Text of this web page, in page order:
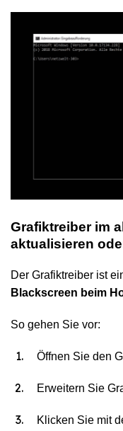
Grafiktreiber im
aktualisieren
Der Grafiktreiber ist
Blackscreen beim
So gehen Sie vor:
Öffnen Sie den
Erweitern Sie
Klicken Sie mit